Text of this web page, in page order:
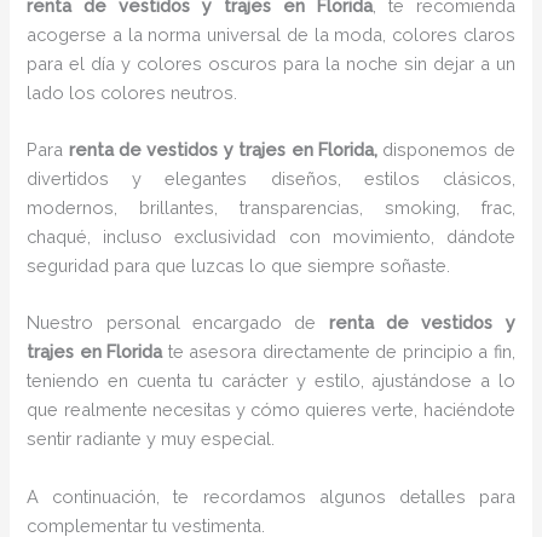
renta de vestidos y trajes en Florida, te recomienda
acogerse a la norma universal de la moda, colores claros
para el día y colores oscuros para la noche sin dejar a un
lado los colores neutros.
Para renta de vestidos y trajes en Florida, disponemos de
divertidos y elegantes diseños, estilos clásicos,
modernos, brillantes, transparencias, smoking, frac,
chaqué, incluso exclusividad con movimiento, dándote
seguridad para que luzcas lo que siempre soñaste.
Nuestro personal encargado de renta de vestidos y
trajes en Floridate asesora directamente de principio a fin,
teniendo en cuenta tu carácter y estilo, ajustándose a lo
que realmente necesitas y cómo quieres verte, haciéndote
sentir radiante y muy especial.
A continuación, te recordamos algunos detalles para
complementar tu vestimenta.